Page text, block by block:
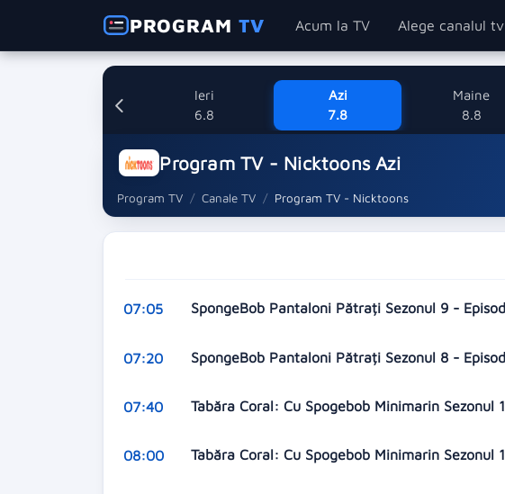
PROGRAMTV Acum la TV Alege canalul tv
Ieri
6.8
Azi
7.8
Maine
8.8
Program TV - Nicktoons Azi
Program TV Canale TV Program TV - Nicktoons
07:05 SpongeBob Pantaloni Pătrați Sezonul 9 -
07:20 SpongeBob Pantaloni Pătrați Sezonul 8 -
07:40 Tabăra Coral: Cu Spogebob Minimarin Sezonul
08:00 Tabăra Coral: Cu Spogebob Minimarin Sezonul